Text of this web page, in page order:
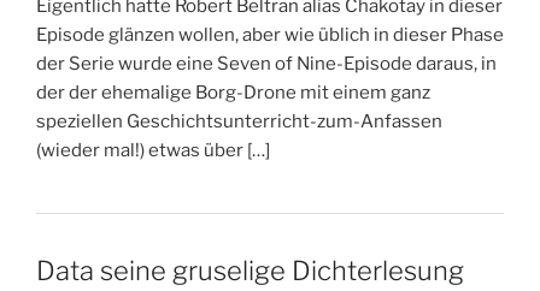
Eigentlich hatte Robert Beltran alias Chakotay in dieser
Episode glänzen wollen, aber wie üblich in dieser Phase
der Serie wurde eine Seven of Nine-Episode daraus, in
der der ehemalige Borg-Drone mit einem ganz
speziellen Geschichtsunterricht-zum-Anfassen
(wieder mal!) etwas über […]
Data seine gruselige Dichterlesung